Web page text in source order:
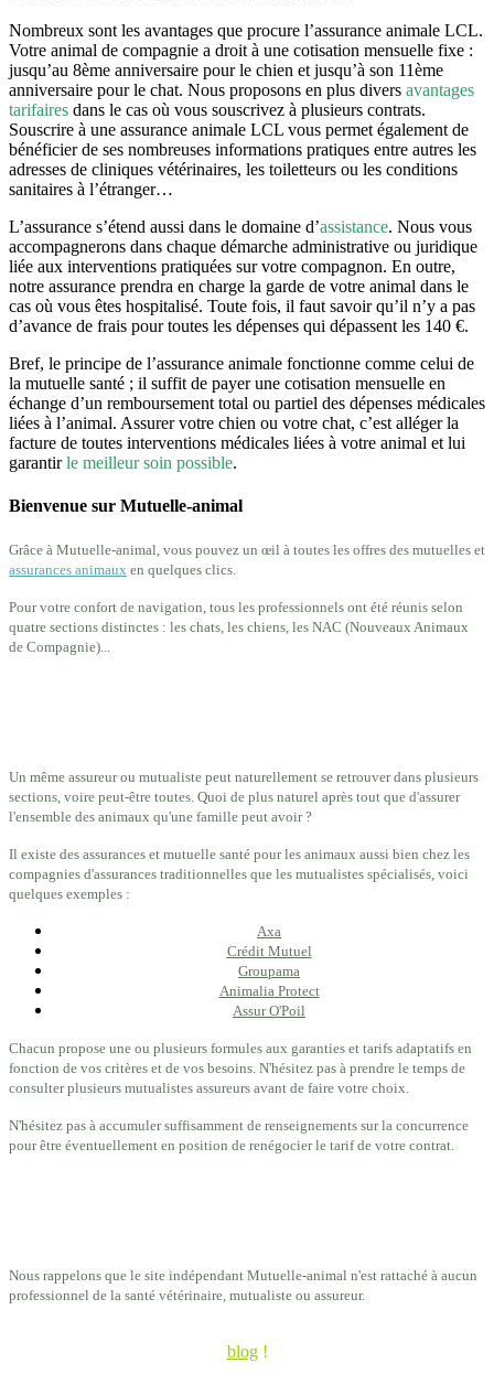
Nombreux sont les avantages que procure l’assurance animale LCL.
Votre animal de compagnie a droit à une cotisation mensuelle fixe :
jusqu’au 8ème anniversaire pour le chien et jusqu’à son 11ème
anniversaire pour le chat. Nous proposons en plus divers avantages
tarifaires dans le cas où vous souscrivez à plusieurs contrats.
Souscrire à une assurance animale LCL vous permet également de
bénéficier de ses nombreuses informations pratiques entre autres les
adresses de cliniques vétérinaires, les toiletteurs ou les conditions
sanitaires à l’étranger…
L’assurance s’étend aussi dans le domaine d’assistance. Nous vous
accompagnerons dans chaque démarche administrative ou juridique
liée aux interventions pratiquées sur votre compagnon. En outre,
notre assurance prendra en charge la garde de votre animal dans le
cas où vous êtes hospitalisé. Toute fois, il faut savoir qu’il n’y a pas
d’avance de frais pour toutes les dépenses qui dépassent les 140 €.
Bref, le principe de l’assurance animale fonctionne comme celui de
la mutuelle santé ; il suffit de payer une cotisation mensuelle en
échange d’un remboursement total ou partiel des dépenses médicales
liées à l’animal. Assurer votre chien ou votre chat, c’est alléger la
facture de toutes interventions médicales liées à votre animal et lui
garantirle meilleur soin possible.
Bienvenue sur Mutuelle-animal
Grâce à Mutuelle-animal, vous pouvez un œil à toutes les offres des mutuelles et
assurances animaux en quelques clics.
Pour votre confort de navigation, tous les professionnels ont été réunis selon
quatre sections distinctes : les chats, les chiens, les NAC (Nouveaux Animaux
de Compagnie)...
Un même assureur ou mutualiste peut naturellement se retrouver dans plusieurs
sections, voire peut-être toutes. Quoi de plus naturel après tout que d'assurer
l'ensemble des animaux qu'une famille peut avoir ?
Il existe des assurances et mutuelle santé pour les animaux aussi bien chez les
compagnies d'assurances traditionnelles que les mutualistes spécialisés, voici
quelques exemples :
Axa
Crédit Mutuel
Groupama
Animalia Protect
Assur O'Poil
Chacun propose une ou plusieurs formules aux garanties et tarifs adaptatifs en
fonction de vos critères et de vos besoins. N'hésitez pas à prendre le temps de
consulter plusieurs mutualistes assureurs avant de faire votre choix.
N'hésitez pas à accumuler suffisamment de renseignements sur la concurrence
pour être éventuellement en position de renégocier le tarif de votre contrat.
Nous rappelons que le site indépendant Mutuelle-animal n'est rattaché à aucun
professionnel de la santé vétérinaire, mutualiste ou assureur.
blog!